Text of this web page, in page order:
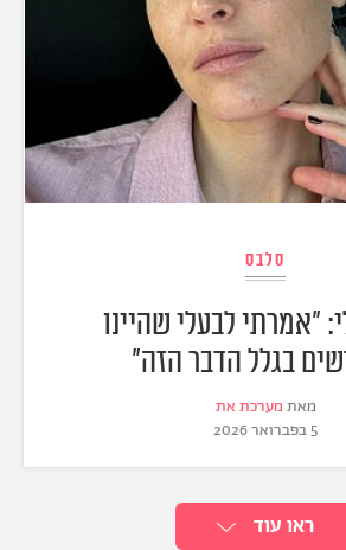
סלבס
"אמרתי לבעלי שהיינו
בגלל הדבר הזה"
מאת מערכת את
5 בפברואר 2026
ראו עוד